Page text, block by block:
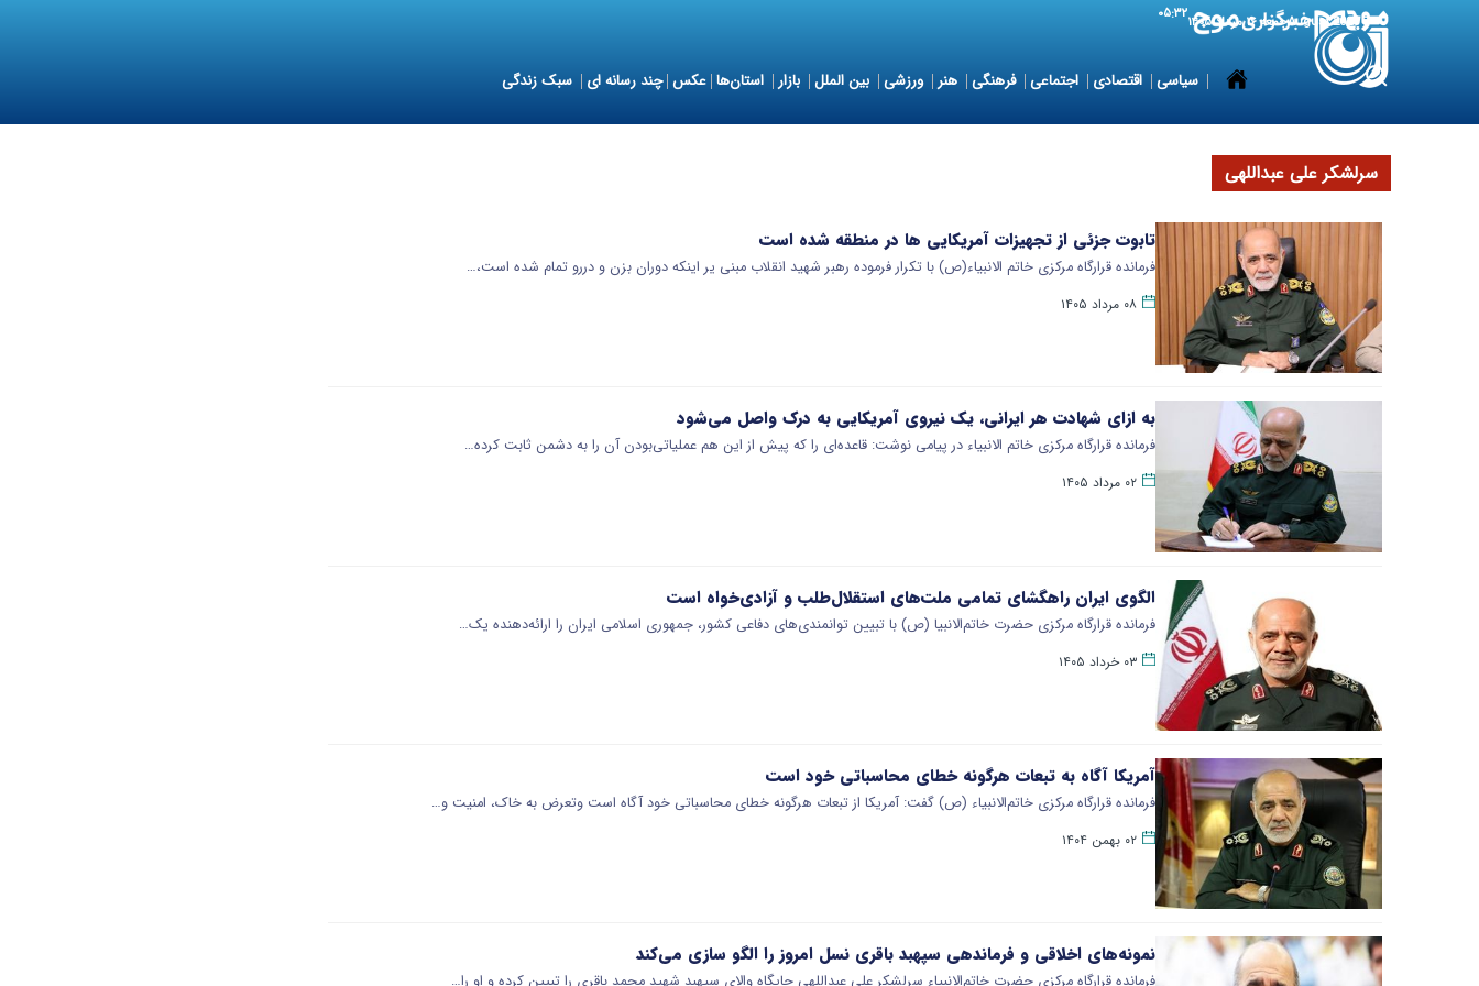
7 August 2026 جمعه ۱۶ مرداد ۱۴۰۵ ۰۵:۳۲
سیاسی اقتصادی اجتماعی فرهنگی هنر ورزشی بین الملل بازار استان‌ها عکس چند رسانه ای سبک زندگی
سرلشکر علی عبداللهی
تابوت جزئی از تجهیزات آمریکایی ها در منطقه شده است
فرمانده قرارگاه مرکزی خاتم الانبیاء(ص) با تکرار فرموده رهبر شهید انقلاب مبنی یر اینکه دوران بزن و دررو تمام شده است،…
۰۸ مرداد ۱۴۰۵
به ازای شهادت هر ایرانی، یک نیروی آمریکایی به درک واصل می‌شود
فرمانده قرارگاه مرکزی خاتم الانبیاء در پیامی نوشت: قاعده‌ای را که پیش از این هم عملیاتی‌بودن آن را به دشمن ثابت کرده…
۰۲ مرداد ۱۴۰۵
الگوی ایران راهگشای تمامی ملت‌های استقلال‌طلب و آزادی‌خواه است
فرمانده قرارگاه مرکزی حضرت خاتم‌الانبیا (ص) با تبیین توانمندی‌های دفاعی کشور، جمهوری اسلامی ایران را ارائه‌دهنده یک…
۰۳ خرداد ۱۴۰۵
آمریکا آگاه به تبعات هرگونه خطای محاسباتی خود است
فرمانده قرارگاه مرکزی خاتم‌الانبیاء (ص) گفت: آمریکا از تبعات هرگونه خطای محاسباتی خود آگاه است وتعرض به خاک، امنیت و…
۰۲ بهمن ۱۴۰۴
نمونه‌های اخلاقی و فرماندهی سپهبد باقری نسل امروز را الگو سازی می‌کند